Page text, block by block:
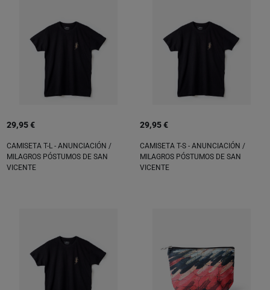
29,95 €
CAMISETA T-L - ANUNCIACIÓN /
MILAGROS PÓSTUMOS DE SAN
VICENTE
29,95 €
CAMISETA T-S - ANUNCIACIÓN /
MILAGROS PÓSTUMOS DE SAN
VICENTE